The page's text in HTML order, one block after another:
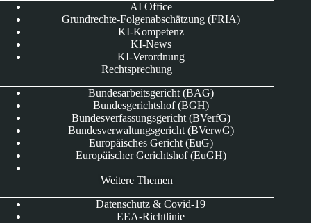
AI Office
Grundrechte-Folgenabschätzung (FRIA)
KI-Kompetenz
KI-News
KI-Verordnung
Rechtsprechung
Bundesarbeitsgericht (BAG)
Bundesgerichtshof (BGH)
Bundesverfassungsgericht (BVerfG)
Bundesverwaltungsgericht (BVerwG)
Europäisches Gericht (EuG)
Europäischer Gerichtshof (EuGH)
Weitere Themen
Datenschutz & Covid-19
EEA-Richtlinie